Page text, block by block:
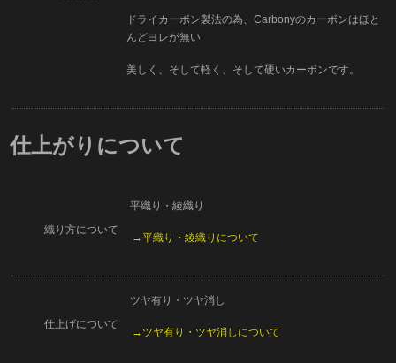
ドライカーボン製法の為、Carbonyのカーボンはほと
んどヨレが無い
美しく、そして軽く、そして硬いカーボンです。
仕上がりについて
織り方について
平織り・綾織り
→平織り・綾織りについて
仕上げについて
ツヤ有り・ツヤ消し
→ツヤ有り・ツヤ消しについて